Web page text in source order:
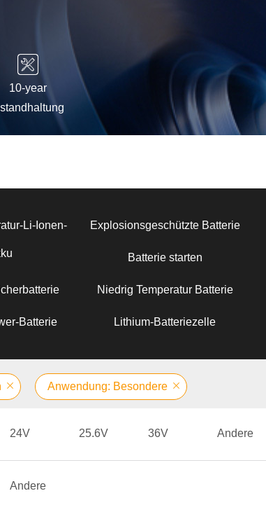
10-year
Li-Ionen- Explosionsgeschützte Batterie
Batterie starten
Niedrig Temperatur Batterie
Batterie Lithium-Batteriezelle
Anwendung: Besondere
24V 25.6V 36V Andere
Andere